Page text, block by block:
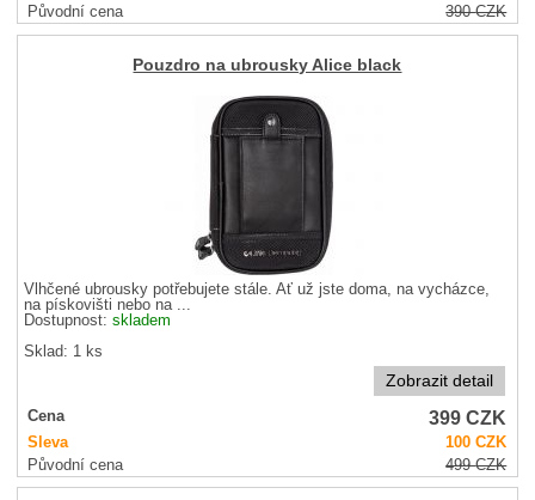
Původní cena
390CZK
Pouzdro na ubrousky Alice black
Vlhčené ubrousky potřebujete stále. Ať už jste doma, na vycházce,
na pískovišti nebo na ...
Dostupnost:skladem
Sklad: 1 ks
Zobrazit detail
Cena 399CZK
Sleva 100CZK
Původní cena
499CZK